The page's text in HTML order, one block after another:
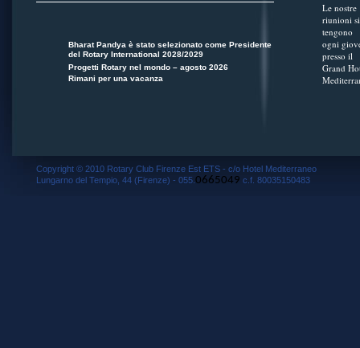
Bharat Pandya è stato selezionato come Presidente
del Rotary International 2028/2029
Progetti Rotary nel mondo – agosto 2026
Rimani per una vacanza
Le nostre
riunioni si
tengono
ogni
presso il
Grand
Copyright © 2010 Rotary Club Firenze Est ETS - c/o Hotel Mediterraneo
Lungarno del Tempio, 44 (Firenze) - 055. 0665049 c.f. 80035150483